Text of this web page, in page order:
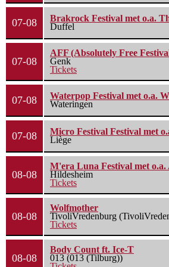
07-08
Brakrock Festival met o.a.
Duffel
07-08
AFF (Absolutely Free
Genk
Tickets
07-08
Waterpop Festival met o.a.
Wateringen
07-08
Micro Festival Festival met
Liège
08-08
M'era Luna Festival met
Hildesheim
Tickets
08-08
Wolfmother
TivoliVredenburg
Tickets
08-08
Body Count ft. Ice-T
013 (013 (Tilburg))